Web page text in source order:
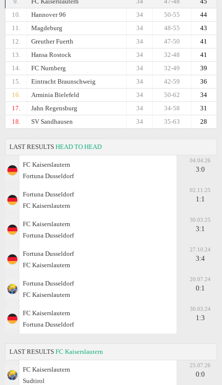
10.
Hannover 96 44
50-55
34
11.
Magdeburg 43
48-55
34
12.
Greuther Fuerth 41
47-50
34
13.
Hansa Rostock 41
32-48
34
14.
FC Nurnberg 39
32-49
34
15.
Eintracht Braunschweig 36
42-59
34
16.
Arminia Bielefeld 34
50-62
34
17.
Jahn Regensburg 31
34-58
34
18.
SV Sandhausen 28
35-63
34
LAST RESULTS HEAD TO HEAD
FC Kaiserslautern
Fortuna Dusseldorf
04.04.26
3:0
Fortuna Dusseldorf
FC Kaiserslautern
02.11.25
1:1
FC Kaiserslautern
Fortuna Dusseldorf
30.03.25
3:1
Fortuna Dusseldorf
FC Kaiserslautern
27.10.24
3:4
Fortuna Dusseldorf
FC Kaiserslautern
20.07.24
0:1
FC Kaiserslautern
Fortuna Dusseldorf
30.03.24
1:3
LAST RESULTS FC Kaiserslautern
FC Kaiserslautern
Sudtirol
25.07.26
0:0